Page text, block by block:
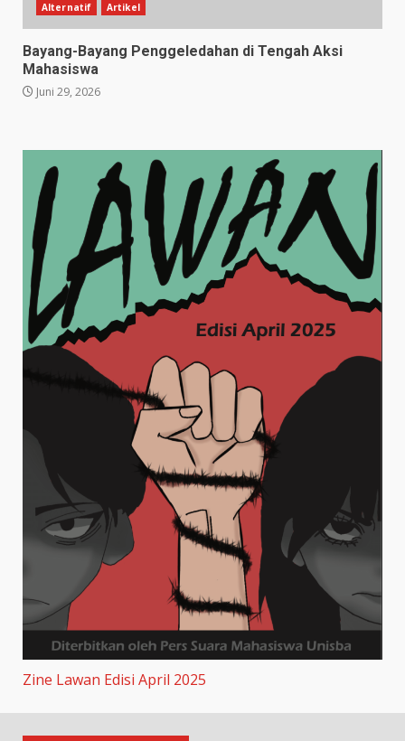
Alternatif Artikel
Bayang-Bayang Penggeledahan di Tengah Aksi
Mahasiswa
Juni 29, 2026
Zine Lawan Edisi April 2025